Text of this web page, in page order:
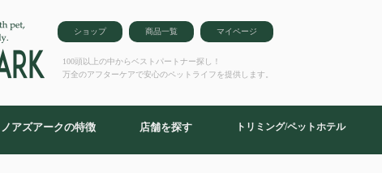
ショップ 商品一覧 マイページ
100頭以上の中からベストパートナー探し！
万全のアフターケアで安心のペットライフを提供します。
ノアズアークの特徴 店舗を探す トリミング/ペットホテル